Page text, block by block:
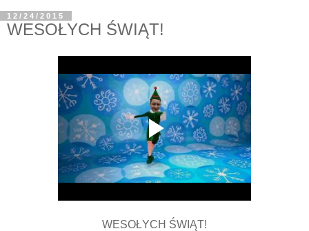
12/24/2015
WESOŁYCH ŚWIĄT!
WESOŁYCH ŚWIĄT!